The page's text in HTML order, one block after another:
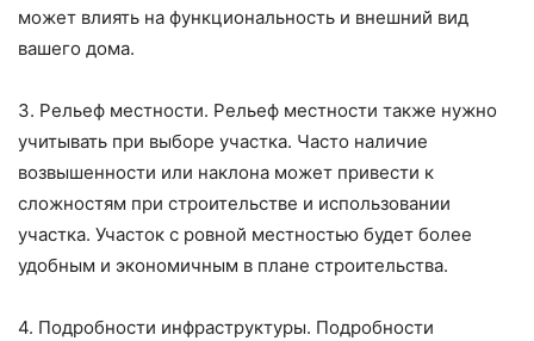
может влиять на функциональность и внешний вид
вашего дома.
3. Рельеф местности. Рельеф местности также нужно
учитывать при выборе участка. Часто наличие
возвышенности или наклона может привести к
сложностям при строительстве и использовании
участка. Участок с ровной местностью будет более
удобным и экономичным в плане строительства.
4. Подробности инфраструктуры. Подробности